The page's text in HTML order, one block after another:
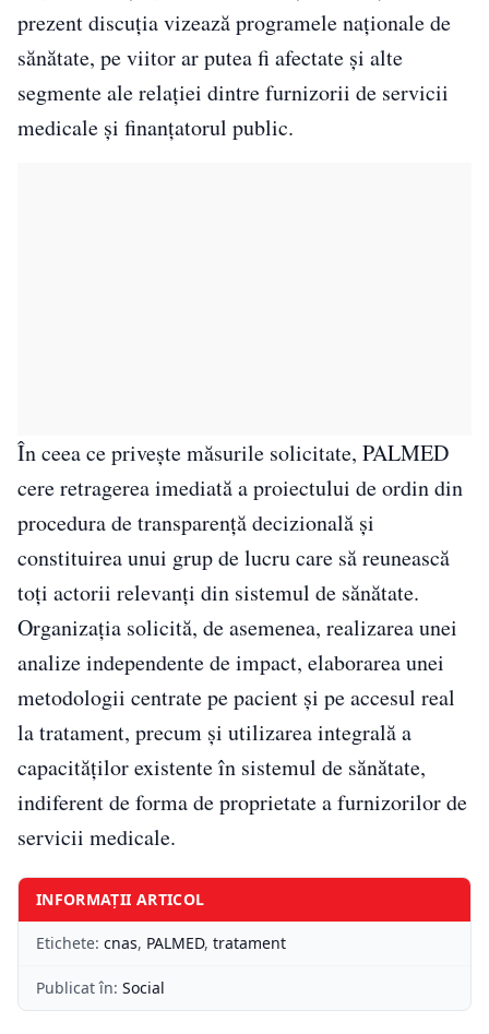
prezent discuția vizează programele naționale de
sănătate, pe viitor ar putea fi afectate și alte
segmente ale relației dintre furnizorii de servicii
medicale și finanțatorul public.
În ceea ce privește măsurile solicitate, PALMED
cere retragerea imediată a proiectului de ordin din
procedura de transparență decizională și
constituirea unui grup de lucru care să reunească
toți actorii relevanți din sistemul de sănătate.
Organizația solicită, de asemenea, realizarea unei
analize independente de impact, elaborarea unei
metodologii centrate pe pacient și pe accesul real
la tratament, precum și utilizarea integrală a
capacităților existente în sistemul de sănătate,
indiferent de forma de proprietate a furnizorilor de
servicii medicale.
INFORMAȚII ARTICOL
Etichete: cnas, PALMED, tratament
Publicat în: Social